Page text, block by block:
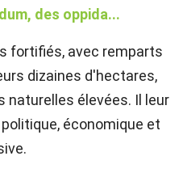
des oppida...
fortifiés, avec remparts
dizaines d'hectares,
naturelles élevées. Il leur
économique et